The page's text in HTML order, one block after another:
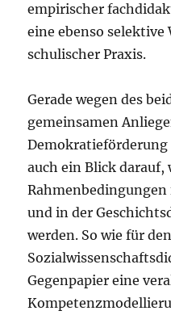
empirischer
eine ebenso
schulischer Praxis.
Gerade wegen des
gemeinsamen
auch ein Blick darauf,
Rahmenbedingungen
und in der
werden. So wie für
Gegenpapier eine